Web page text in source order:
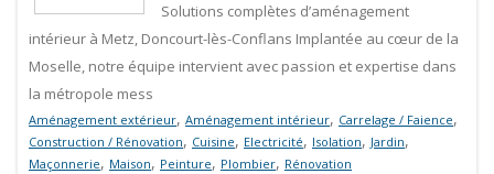
Solutions complètes d’aménagement
intérieur à Metz, Doncourt-lès-Conflans Implantée au cœur de la
Moselle, notre équipe intervient avec passion et expertise dans
la métropole mess
Aménagement extérieur, Aménagement intérieur, Carrelage / Faience,
Construction / Rénovation, Cuisine, Electricité, Isolation, Jardin,
Maçonnerie, Maison, Peinture, Plombier, Rénovation